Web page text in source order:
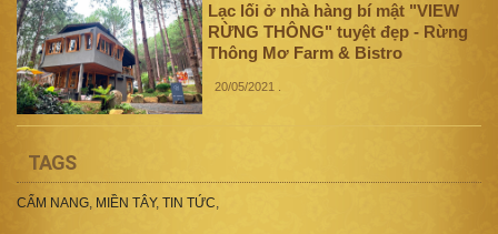
Lạc lối ở nhà hàng bí mật "VIEW
RỪNG THÔNG" tuyệt đẹp - Rừng
Thông Mơ Farm & Bistro
20/05/2021 .
TAGS
CẨM NANG, MIỀN TÂY, TIN TỨC,